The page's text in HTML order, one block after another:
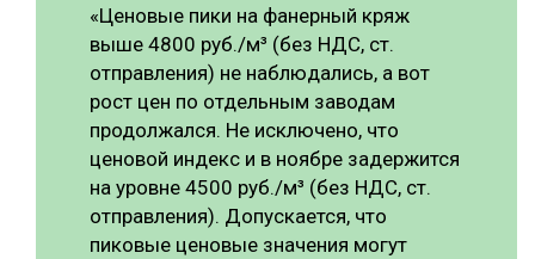
МЕБЕЛЬНОЕ ПРОИЗВОДСТВО
«Ценовые пики на фанерный кряж
выше 4800 руб./м³ (без НДС, ст.
отправления) не наблюдались, а вот
рост цен по отдельным заводам
продолжался. Не исключено, что
ценовой индекс и в ноябре задержится
на уровне 4500 руб./м³ (без НДС, ст.
отправления). Допускается, что
пиковые ценовые значения могут